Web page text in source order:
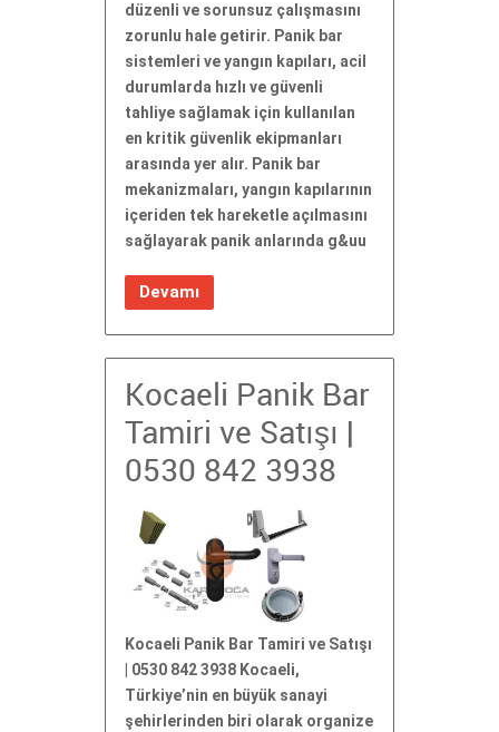
düzenli ve sorunsuz çalışmasını
zorunlu hale getirir. Panik bar
sistemleri ve yangın kapıları, acil
durumlarda hızlı ve güvenli
tahliye sağlamak için kullanılan
en kritik güvenlik ekipmanları
arasında yer alır. Panik bar
mekanizmaları, yangın kapılarının
içeriden tek hareketle açılmasını
sağlayarak panik anlarında g&uu
Devamı
Kocaeli Panik Bar
Tamiri ve Satışı |
0530 842 3938
Kocaeli Panik Bar Tamiri ve Satışı
| 0530 842 3938 Kocaeli,
Türkiye’nin en büyük sanayi
şehirlerinden biri olarak organize